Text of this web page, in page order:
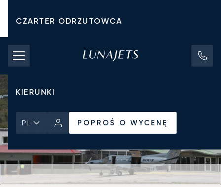
CZARTER ODRZUTOWCA
KOSZTY CZARTERU
PRYWATNE ODRZUTOWCE
KIERUNKI
PL POPROŚ O WYCENĘ